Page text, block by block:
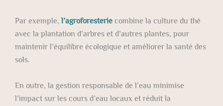
Par exemple,l’agroforesterie combine la culture du thé
avec la plantation d’arbres et d’autres plantes, pour
maintenir l’équilibre écologique et améliorer la santé des
sols.
En outre, la gestion responsable de l’eau minimise
l’impact sur les cours d’eau locaux et réduit la